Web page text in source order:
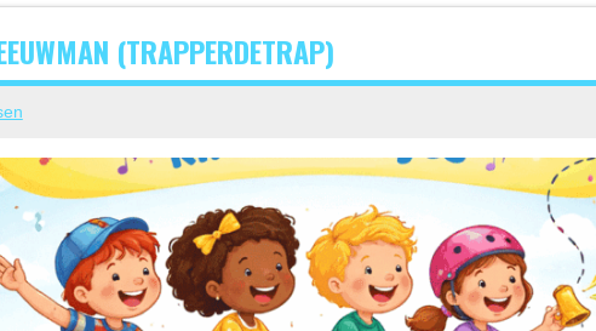
(TRAPPERDETRAP)